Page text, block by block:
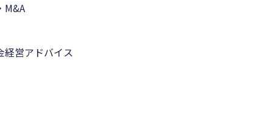
M&A
経営アドバイス